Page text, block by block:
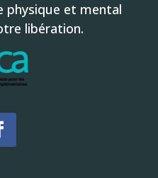
physique et mental
libération.